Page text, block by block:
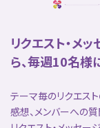
リクエスト・メ
ら、毎週10名様
テーマ毎のリクエス
感想、メンバーへの